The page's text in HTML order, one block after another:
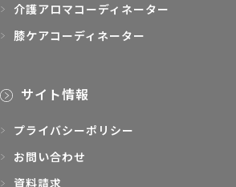
介護アロマコーディネーター
膝ケアコーディネーター
サイト情報
プライバシーポリシー
お問い合わせ
資料請求